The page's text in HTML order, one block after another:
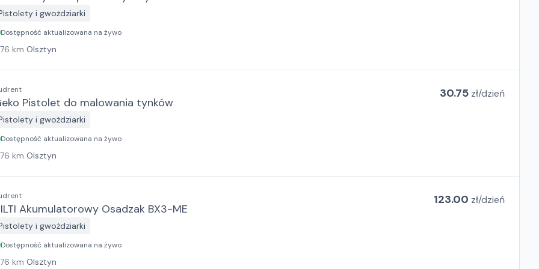
i gwożdziarki
Dostępność aktualizowana na żywo
km Olsztyn
Pistolet do malowania tynków
i gwożdziarki
30.75 zł/dzień
Dostępność aktualizowana na żywo
km Olsztyn
Akumulatorowy Osadzak BX3-ME
i gwożdziarki
123.00 zł/dzień
Dostępność aktualizowana na żywo
km Olsztyn